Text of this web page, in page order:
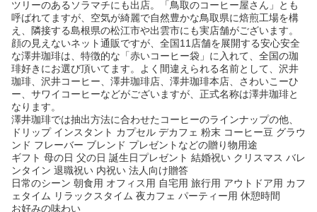
ツリーのあるソラマチにも出店。「鳥取のコーヒー屋さん」とも
呼ばれてますが、空気が綺麗で自然豊かな鳥取県に焙煎工場を構
え、隣接する島根県の松江市や出雲市にも実店舗がございます。
顔の見えないネット通販ですが、全国11店舗を展開する安心安全
な澤井珈琲は、特徴的な「赤いコーヒー袋」に入れて、全国の珈
琲好きにお選び頂いてます。よく間違えられる名前として、沢井
珈琲、沢井コーヒー、澤井珈琲店、澤井珈琲本店、さわいこーひ
ー、サワイコーヒーなどがございますが、正式名称は澤井珈琲と
なります。
澤井珈琲では抽出方法に合わせたコーヒーのラインナップの他、
ドリップ インスタント カプセル デカフェ 粉末 コーヒー豆 グラウ
ンド フレーバー ブレンド プレゼントなどの贈り物用途
ギフト 母の日 父の日 誕生日プレゼント 結婚祝い クリスマス バレ
ンタイン 退職祝い 内祝い 法人向け贈答
日常のシーン 朝食用 オフィス用 自宅用 旅行用 アウトドア用 カフ
ェタイム リラックスタイム 夜カフェ パーティー用 休憩時間
お好みの味わい